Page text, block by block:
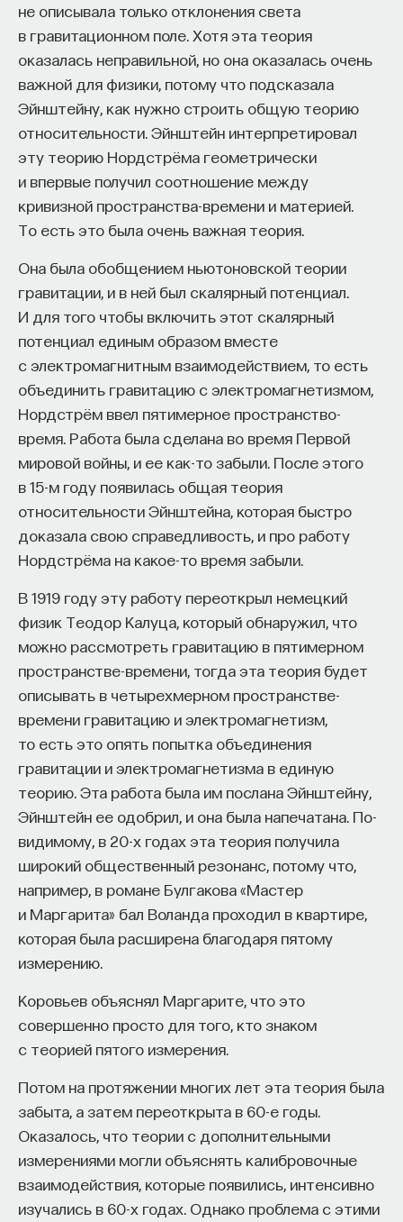
не описывала только отклонения света
в гравитационном поле. Хотя эта теория
оказалась неправильной, но она оказалась очень
важной для физики, потому что подсказала
Эйнштейну, как нужно строить общую теорию
относительности. Эйнштейн интерпретировал
эту теорию Нордстрёма геометрически
и впервые получил соотношение между
кривизной пространства-времени и материей.
То есть это была очень важная теория.
Она была обобщением ньютоновской теории
гравитации, и в ней был скалярный потенциал.
И для того чтобы включить этот скалярный
потенциал единым образом вместе
с электромагнитным взаимодействием, то есть
объединить гравитацию с электромагнетизмом,
Нордстрём ввел пятимерное пространство-
время. Работа была сделана во время Первой
мировой войны, и ее как-то забыли. После этого
в 15-м году появилась общая теория
относительности Эйнштейна, которая быстро
доказала свою справедливость, и про работу
Нордстрёма на какое-то время забыли.
В 1919 году эту работу переоткрыл немецкий
физик Теодор Калуца, который обнаружил, что
можно рассмотреть гравитацию в пятимерном
пространстве-времени, тогда эта теория будет
описывать в четырехмерном пространстве-
времени гравитацию и электромагнетизм,
то есть это опять попытка объединения
гравитации и электромагнетизма в единую
теорию. Эта работа была им послана Эйнштейну,
Эйнштейн ее одобрил, и она была напечатана. По-
видимому, в 20-х годах эта теория получила
широкий общественный резонанс, потому что,
например, в романе Булгакова «Мастер
и Маргарита» бал Воланда проходил в квартире,
которая была расширена благодаря пятому
измерению.
Коровьев объяснял Маргарите, что это
совершенно просто для того, кто знаком
с теорией пятого измерения.
Потом на протяжении многих лет эта теория была
забыта, а затем переоткрыта в 60-е годы.
Оказалось, что теории с дополнительными
измерениями могли объяснять калибровочные
взаимодействия, которые появились, интенсивно
изучались в 60-х годах. Однако проблема с этими
эволюция кооперации происходила косвенно,
поскольку только те, кто успешно кооперировал
или конкурировал, достигали конечной цели.
Применение «многоклеточной»
робототехники
Я думаю, мы вдохновили много нынешних
проектов по «многоклеточной» робототехнике.
Идеи, разработанные в наших прошлых проектах,
таких как I-SWARM, SYMBRION и REPLICATOR,
пережили эти проекты и получили свое развитие
в более новых работах, например в нашем
проектеCoCoRo , где мы разработали группу
роботов-подводников (самую большую группу
такого рода на данный момент), и в другом,
который мы назвалиsubCULTron.
SubCULTronбудет первым случаем применения
такого количества (150+) скоординированных
автономных роботов в реальном мире для
отслеживания Венецианской лагуны. Настоящее
положение вещей таково, что если группа
роботов большая, то она действует только
в пределах лаборатории, а в поле оперирует
только очень маленькое количество роботов.
Однако даже такие испытания вне лаборатории
кратковременны и частично контролируются
исследователями. В нашем проектеsubCULTron
мы пошли намного дальше: роботы будут
оперировать в лагуне долгое время — несколько
дней или даже недель — и будут практически
на 100% автономны.
В других наших проектах, ASSISIbf
иFloraRobotica, роевые алгоритмы используются
в комбинации с живыми организмами —
настоящими пчелами, муравьями или растениями.
В будущем это может помочь в животноводстве,
мониторинге животных и сельском хозяйстве.
Например, в ASSISIbf мы совмещаем роботов
с живыми пчелами и настраиваем механизмы
поведенческой обратной связи. Это значит, что
пчелы влияют на роботов, а роботы, в свою
к слиянию двух «обществ» — роботов и пчел —
в одно. В дополнение к этому мы используем
эволюционные вычисления и машинное обучение,
чтобы адаптировать роботов к поведению пчел.
На данный момент здесь у нас две основные